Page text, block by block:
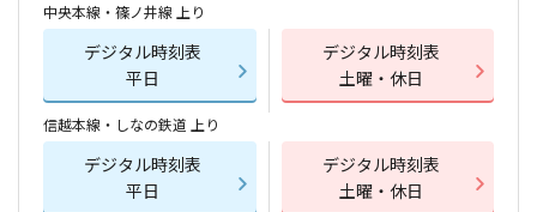
中央本線・篠ノ井線 上り
デジタル時刻表
平日
デジタル時刻表
土曜・休日
信越本線・しなの鉄道 上り
デジタル時刻表
平日
デジタル時刻表
土曜・休日